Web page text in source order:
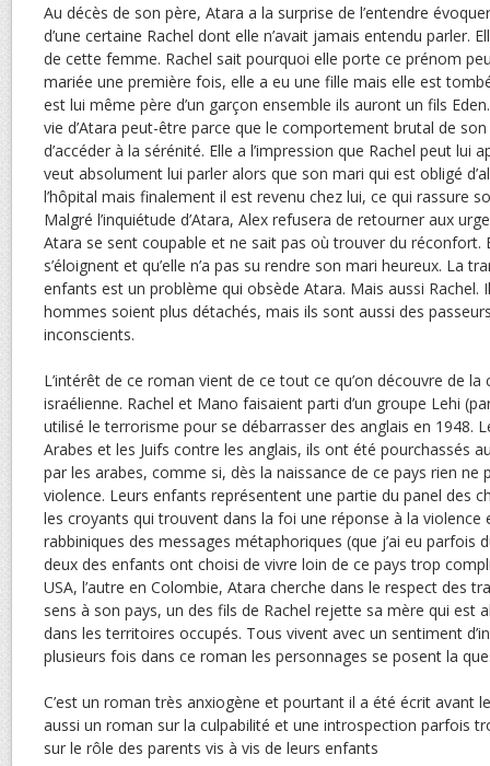
Au décès de son père, Atara a la surprise de l’entendre
d’une certaine Rachel dont elle n’avait jamais entendu parler.
de cette femme. Rachel sait pourquoi elle porte ce prénom
mariée une première fois, elle a eu une fille mais elle est
est lui même père d’un garçon ensemble ils auront un fils
vie d’Atara peut-être parce que le comportement brutal de son
d’accéder à la sérénité. Elle a l’impression que Rachel peut lui
veut absolument lui parler alors que son mari qui est obligé
l’hôpital mais finalement il est revenu chez lui, ce qui rassure
Malgré l’inquiétude d’Atara, Alex refusera de retourner aux
Atara se sent coupable et ne sait pas où trouver du réconfort.
s’éloignent et qu’elle n’a pas su rendre son mari heureux. La
enfants est un problème qui obsède Atara. Mais aussi Rachel.
hommes soient plus détachés, mais ils sont aussi des
inconscients.
L’intérêt de ce roman vient de ce tout ce qu’on découvre de
israélienne. Rachel et Mano faisaient parti d’un groupe Lehi
utilisé le terrorisme pour se débarrasser des anglais en 1948.
Arabes et les Juifs contre les anglais, ils ont été pourchassés
par les arabes, comme si, dès la naissance de ce pays rien ne
violence. Leurs enfants représentent une partie du panel des
les croyants qui trouvent dans la foi une réponse à la violence
rabbiniques des messages métaphoriques (que j’ai eu parfois
deux des enfants ont choisi de vivre loin de ce pays trop
USA, l’autre en Colombie, Atara cherche dans le respect des
sens à son pays, un des fils de Rachel rejette sa mère qui est
dans les territoires occupés. Tous vivent avec un sentiment
plusieurs fois dans ce roman les personnages se posent la
C’est un roman très anxiogène et pourtant il a été écrit avant
aussi un roman sur la culpabilité et une introspection parfois
sur le rôle des parents vis à vis de leurs enfants